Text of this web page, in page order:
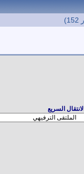
الانتقال السريع